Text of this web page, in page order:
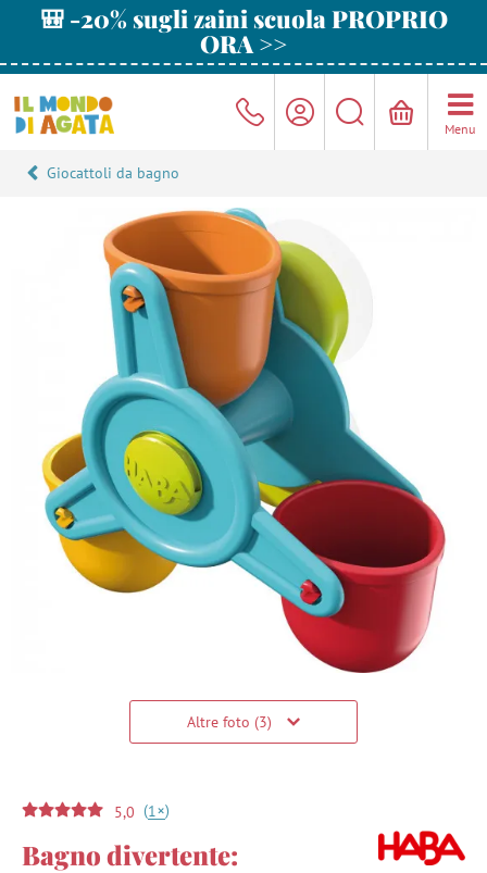
🎒 -20% sugli zaini scuola PROPRIO
ORA >>
Menu
Giocattoli da bagno
Altre foto (3)
5,0 (1+)
Bagno divertente: